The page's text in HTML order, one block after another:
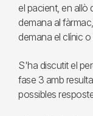
el pacient, en allò
demana al
demana el clínic
S'ha discutit el
fase 3 amb
possibles